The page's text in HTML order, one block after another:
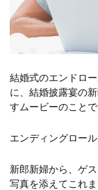
結婚式のエンドロ
に、結婚披露宴の
すムービーのことで
エンディングロール
新郎新婦から、ゲ
写真を添えてこれ